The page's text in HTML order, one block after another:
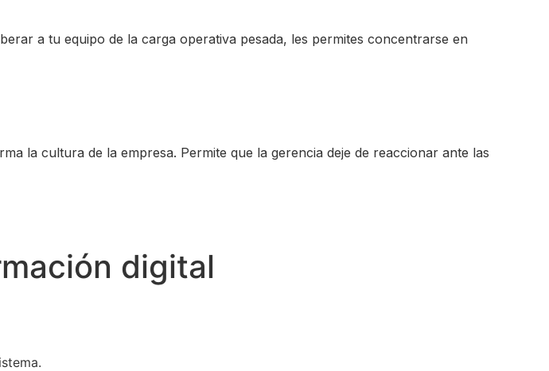
a tu equipo de la carga operativa pesada, les permites concentrarse en
la cultura de la empresa. Permite que la gerencia deje de reaccionar ante las
digital